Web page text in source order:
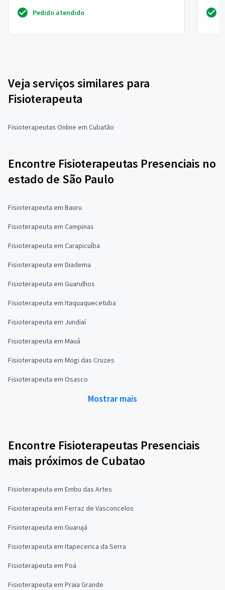
Pedido atendido
Veja serviços similares para
Fisioterapeuta
Fisioterapeutas Online em Cubatão
Encontre Fisioterapeutas Presenciais no
estado de São Paulo
Fisioterapeuta em Bauru
Fisioterapeuta em Campinas
Fisioterapeuta em Carapicuíba
Fisioterapeuta em Diadema
Fisioterapeuta em Guarulhos
Fisioterapeuta em Itaquaquecetuba
Fisioterapeuta em Jundiaí
Fisioterapeuta em Mauá
Fisioterapeuta em Mogi das Cruzes
Fisioterapeuta em Osasco
Mostrar mais
Encontre Fisioterapeutas Presenciais
mais próximos de Cubatao
Fisioterapeuta em Embu das Artes
Fisioterapeuta em Ferraz de Vasconcelos
Fisioterapeuta em Guarujá
Fisioterapeuta em Itapecerica da Serra
Fisioterapeuta em Poá
Fisioterapeuta em Praia Grande